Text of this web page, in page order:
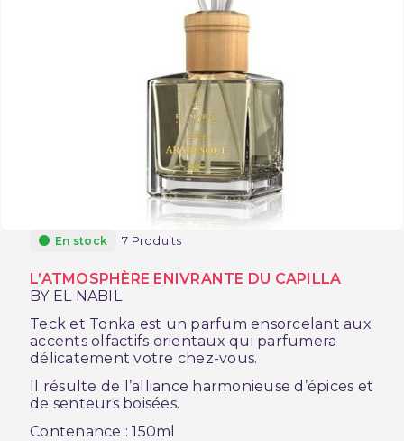
En stock 7 Produits
L’ATMOSPHÈRE ENIVRANTE DU CAPILLA
BY EL NABIL
Teck et Tonka est un parfum ensorcelant aux
accents olfactifs orientaux qui parfumera
délicatement votre chez-vous.
Il résulte de l’alliance harmonieuse d’épices et
de senteurs boisées.
Contenance : 150ml